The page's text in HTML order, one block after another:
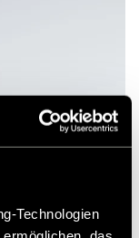
Technologien